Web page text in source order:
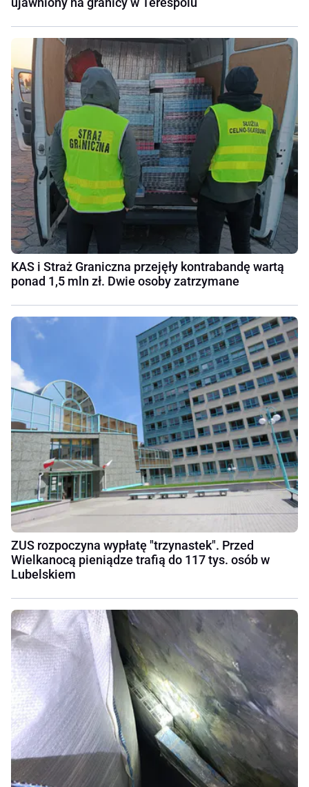
KAS i Straż Graniczna przejęły kontrabandę wartą
ponad 1,5 mln zł. Dwie osoby zatrzymane
ZUS rozpoczyna wypłatę "trzynastek". Przed
Wielkanocą pieniądze trafią do 117 tys. osób w
Lubelskiem